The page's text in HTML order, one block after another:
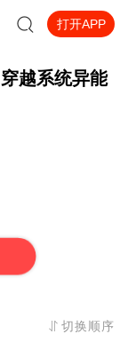
打开APP
越系统异能
切换顺序